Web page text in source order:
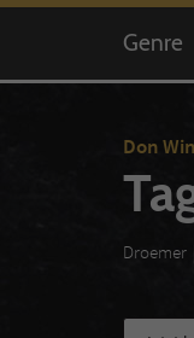
Genre
Don
Droemer